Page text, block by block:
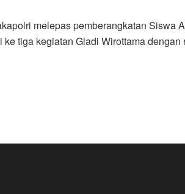
melepas pemberangkatan
tiga kegiatan Gladi Wirottama